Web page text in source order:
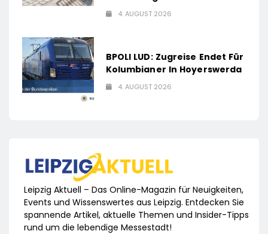
4. AUGUST 2026
BPOLI LUD: Zugreise Endet Für
Kolumbianer In Hoyerswerda
4. AUGUST 2026
Leipzig Aktuell – Das Online-Magazin für Neuigkeiten,
Events und Wissenswertes aus Leipzig. Entdecken Sie
spannende Artikel, aktuelle Themen und Insider-Tipps
rund um die lebendige Messestadt!